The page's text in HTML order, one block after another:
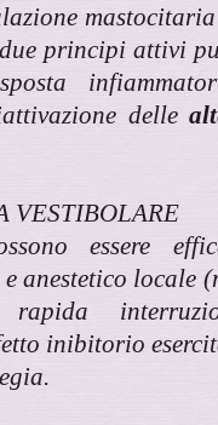
principi attivi
delle
VESTIBOLARE
essere
anestetico locale
inibitorio